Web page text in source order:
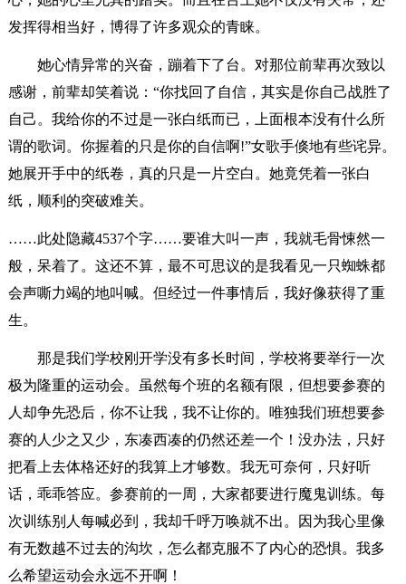
发挥得相当好，博得了许多观众的青睐。
她心情异常的兴奋，蹦着下了台。对那位前辈再次致以
感谢，前辈却笑着说：“你找回了自信，其实是你自己战胜了
自己。我给你的不过是一张白纸而已，上面根本没有什么所
谓的歌词。你握着的只是你的自信啊!”女歌手倏地有些诧异。
她展开手中的纸卷，真的只是一片空白。她竟凭着一张白
纸，顺利的突破难关。
……此处隐藏4537个字……要谁大叫一声，我就毛骨悚然一
般，呆着了。这还不算，最不可思议的是我看见一只蜘蛛都
会声嘶力竭的地叫喊。但经过一件事情后，我好像获得了重
生。
那是我们学校刚开学没有多长时间，学校将要举行一次
极为隆重的运动会。虽然每个班的名额有限，但想要参赛的
人却争先恐后，你不让我，我不让你的。唯独我们班想要参
赛的人少之又少，东凑西凑的仍然还差一个！没办法，只好
把看上去体格还好的我算上才够数。我无可奈何，只好听
话，乖乖答应。参赛前的一周，大家都要进行魔鬼训练。每
次训练别人每喊必到，我却千呼万唤就不出。因为我心里像
有无数越不过去的沟坎，怎么都克服不了内心的恐惧。我多
么希望运动会永远不开啊！